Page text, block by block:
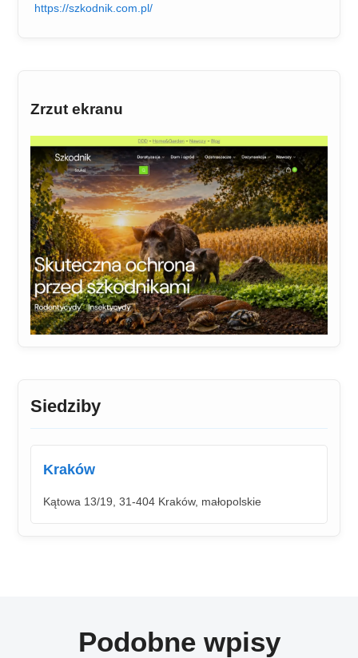
https://szkodnik.com.pl/
Zrzut ekranu
Siedziby
Kraków
Kątowa 13/19, 31-404 Kraków, małopolskie
Podobne wpisy